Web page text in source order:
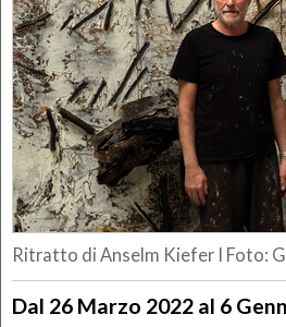
Ritratto di Anselm Kiefer I Foto:
Dal 26 Marzo 2022 al 6